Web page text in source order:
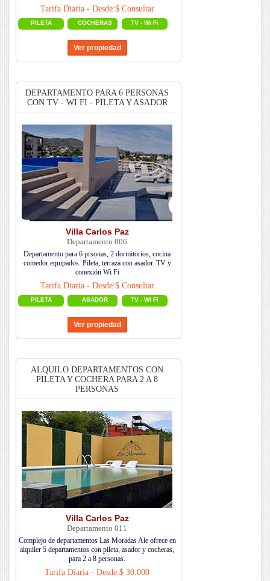
Tarifa Diaria - Desde:$ Consultar
PILETA COCHERAS TV - Wi Fi
DEPARTAMENTO PARA 6 PERSONAS
CON TV - WI FI - PILETA Y ASADOR
Villa Carlos Paz
Departamento 006
Departamento para 6 prsonas, 2 dormitorios, cocina
comedor equipados. Pileta, terraza con asador. TV y
conexión Wi Fi
Tarifa Diaria - Desde:$ Consultar
PILETA ASADOR TV - WI FI
ALQUILO DEPARTAMENTOS CON
PILETA Y COCHERA PARA 2 A 8
PERSONAS
Villa Carlos Paz
Departamento 011
Complejo de departamentos Las Moradas Ale ofrece en
alquiler 5 departamentos con pileta, asador y cocheras,
para 2 a 8 personas.
Tarifa Diaria - Desde:$ 30.000